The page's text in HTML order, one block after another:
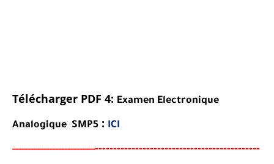
Télécharger PDF 4: Examen Electronique
Analogique SMP5 : ICI
------------------------------------------------------------------------